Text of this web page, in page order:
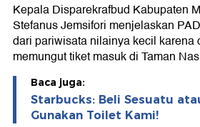
Kepala Disparekrafbud Kabupaten
Stefanus Jemsifori menjelaskan
dari pariwisata nilainya kecil karena
memungut tiket masuk di Taman
Baca juga:
Starbucks: Beli Sesuatu
Gunakan Toilet Kami!